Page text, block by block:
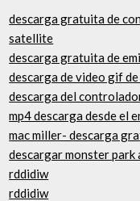
descarga gratuita de
satellite
descarga gratuita de
descarga de video gif
descarga del
mp4 descarga desde el
mac miller- descarga
descargar monster park
rddidiw
rddidiw